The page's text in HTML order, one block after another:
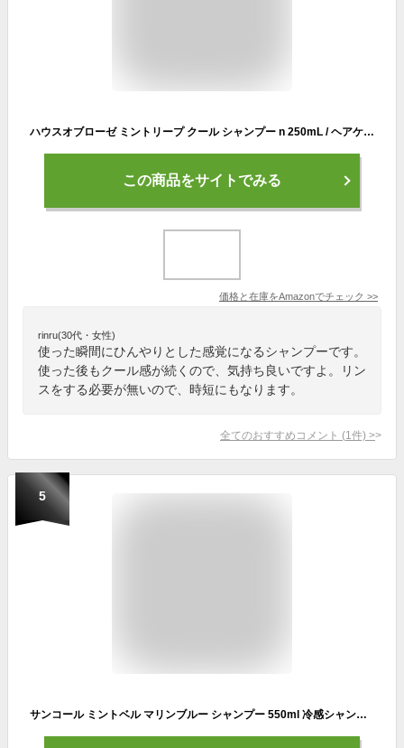
ハウスオブローゼ ミントリープ クール シャンプー n 250mL / ヘアケア リンスのいらない シリコンフリー 冷感 ひんやり 日本製 プレゼント 女性 男性
この商品をサイトでみる
価格と在庫をAmazonでチェック >>
rinru(30代・女性)
使った瞬間にひんやりとした感覚になるシャンプーです。
使った後もクール感が続くので、気持ち良いですよ。リン
スをする必要が無いので、時短にもなります。
全てのおすすめコメント (1 件) >
5
サンコール ミントベル マリンブルー シャンプー 550ml 冷感シャンプー クール クールシャンプー ヘアシャンプー ミントシャンプー メントール 冷感 涼感 髪 頭皮 臭い ニオイ 女性 男性 メンズ パサつき ケラチン cica ツボクサ 保湿 しっとり サロン専売品 美容室専売